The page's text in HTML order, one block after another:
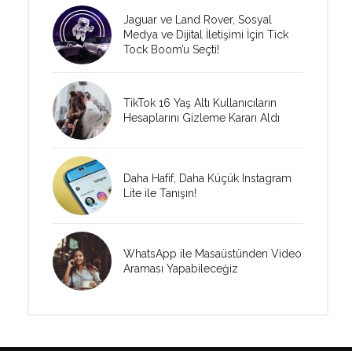
Jaguar ve Land Rover, Sosyal
Medya ve Dijital İletişimi İçin Tick
Tock Boom’u Seçti!
TikTok 16 Yaş Altı Kullanıcıların
Hesaplarını Gizleme Kararı Aldı
Daha Hafif, Daha Küçük Instagram
Lite ile Tanışın!
WhatsApp ile Masaüstünden Video
Araması Yapabileceğiz